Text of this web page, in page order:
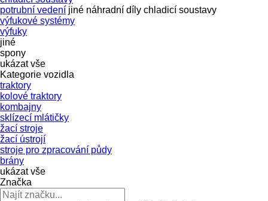
potrubní vedení jiné náhradní díly chladicí soustavy
výfukové systémy
výfuky
jiné
spony
ukázat vše
Kategorie vozidla
traktory
kolové traktory
kombajny
sklízecí mlátičky
žací stroje
žací ústrojí
stroje pro zpracování půdy
brány
ukázat vše
Značka